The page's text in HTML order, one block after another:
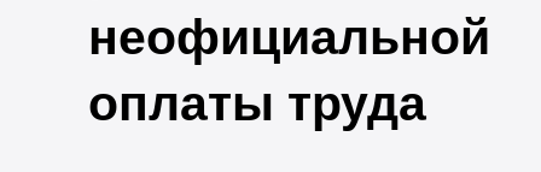
неофициальной
оплаты труда